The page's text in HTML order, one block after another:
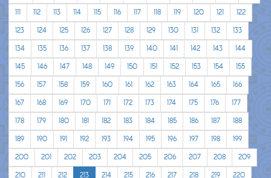
111
112 113 114 115 116 117 118 119 120 121
122
123
124 125 126 127 128 129 130 131 132
133
134
135 136 137 138 139 140 141 142 143
144
145
146 147 148 149 150 151 152 153 154
155
156
157 158 159 160 161 162 163 164 165
166
167
168 169 170 171 172 173 174 175 176
177
178
179 180 181 182 183 184 185 186 187
188
189
190 191 192 193 194 195 196 197 198
199
200
201 202 203 204 205 206 207 208
209
210
211 212 213 214 215 216 217 218 219
220